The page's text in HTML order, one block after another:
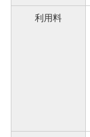
利用料